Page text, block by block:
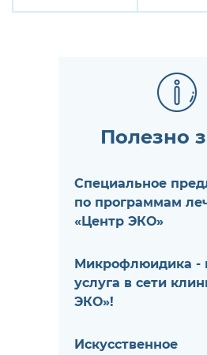
Полезно
Специальное
по программам
«Центр ЭКО»
Микрофлюидика -
услуга в сети
ЭКО»!
Искусственное